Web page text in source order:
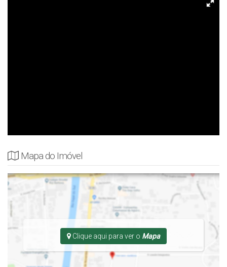
Mapa do Imóvel
Clique aqui para ver o Mapa